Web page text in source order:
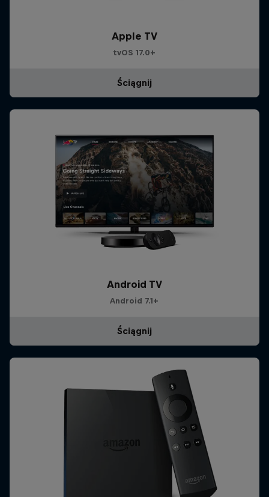
Apple TV
tvOS 17.0+
Ściągnij
Android TV
Android 7.1+
Ściągnij